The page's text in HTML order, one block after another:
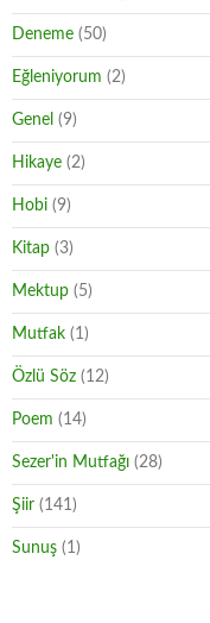
Deneme (50)
Eğleniyorum (2)
Genel (9)
Hikaye (2)
Hobi (9)
Kitap (3)
Mektup (5)
Mutfak (1)
Özlü Söz (12)
Poem (14)
Sezer'in Mutfağı (28)
Şiir (141)
Sunuş (1)